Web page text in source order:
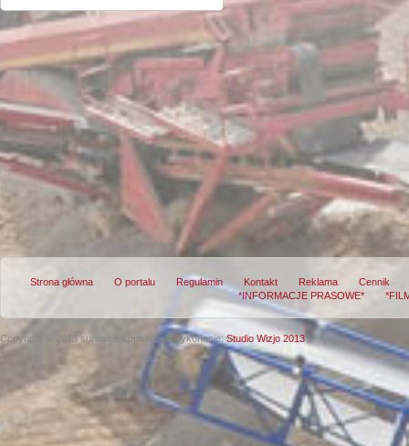
Strona główna O portalu Regulamin Kontakt Reklama
Cennik
*INFORMACJE PRASOWE*
Copyright © 2013 surowce-kopalnie.plWykonanie:Studio Wizjo 2013